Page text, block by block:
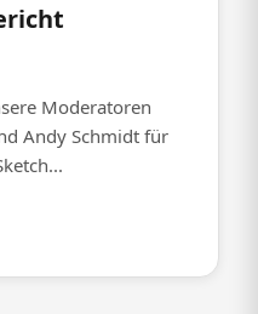
Moderatoren
Andy Schmidt für